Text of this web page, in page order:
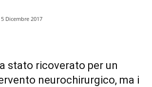
5 Dicembre 2017
stato ricoverato per un
neurochirurgico, ma i